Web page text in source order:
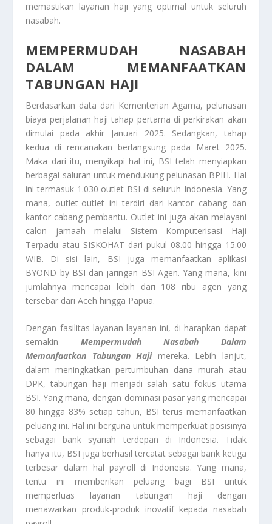
memastikan layanan haji yang optimal untuk seluruh
nasabah.
MEMPERMUDAH NASABAH
DALAM MEMANFAATKAN
TABUNGAN HAJI
Berdasarkan data dari Kementerian Agama, pelunasan
biaya perjalanan haji tahap pertama di perkirakan akan
dimulai pada akhir Januari 2025. Sedangkan, tahap
kedua di rencanakan berlangsung pada Maret 2025.
Maka dari itu, menyikapi hal ini, BSI telah menyiapkan
berbagai saluran untuk mendukung pelunasan BPIH. Hal
ini termasuk 1.030 outlet BSI di seluruh Indonesia. Yang
mana, outlet-outlet ini terdiri dari kantor cabang dan
kantor cabang pembantu. Outlet ini juga akan melayani
calon jamaah melalui Sistem Komputerisasi Haji
Terpadu atau SISKOHAT dari pukul 08.00 hingga 15.00
WIB. Di sisi lain, BSI juga memanfaatkan aplikasi
BYOND by BSI dan jaringan BSI Agen. Yang mana, kini
jumlahnya mencapai lebih dari 108 ribu agen yang
tersebar dari Aceh hingga Papua.
Dengan fasilitas layanan-layanan ini, di harapkan dapat
semakin Mempermudah Nasabah Dalam
Memanfaatkan Tabungan Hajimereka. Lebih lanjut,
dalam meningkatkan pertumbuhan dana murah atau
DPK, tabungan haji menjadi salah satu fokus utama
BSI. Yang mana, dengan dominasi pasar yang mencapai
80 hingga 83% setiap tahun, BSI terus memanfaatkan
peluang ini. Hal ini berguna untuk memperkuat posisinya
sebagai bank syariah terdepan di Indonesia. Tidak
hanya itu, BSI juga berhasil tercatat sebagai bank ketiga
terbesar dalam hal payroll di Indonesia. Yang mana,
tentu ini memberikan peluang bagi BSI untuk
memperluas layanan tabungan haji dengan
menawarkan produk-produk inovatif kepada nasabah